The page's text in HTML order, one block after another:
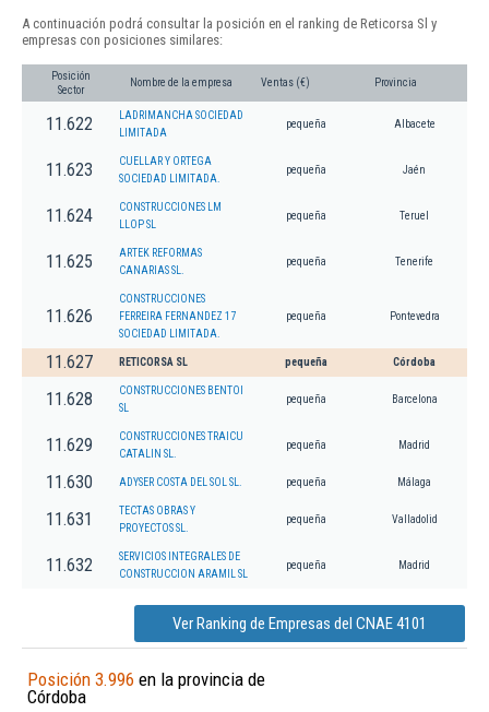
A continuación podrá consultar la posición en el ranking de Reticorsa Sl y
empresas con posiciones similares:
Posición
Sector
Nombre de la empresa Ventas (€) Provincia
11.622
LADRIMANCHA SOCIEDAD
LIMITADA
pequeña Albacete
11.623
CUELLAR Y ORTEGA
SOCIEDAD LIMITADA.
pequeña Jaén
11.624
CONSTRUCCIONES LM
LLOP SL
pequeña Teruel
11.625
ARTEK REFORMAS
CANARIAS SL.
pequeña Tenerife
11.626
CONSTRUCCIONES
FERREIRA FERNANDEZ 17
SOCIEDAD LIMITADA.
pequeña Pontevedra
11.627 RETICORSA SL pequeña Córdoba
11.628
CONSTRUCCIONES BENTOI
SL
pequeña Barcelona
11.629
CONSTRUCCIONES TRAICU
CATALIN SL.
pequeña Madrid
11.630 ADYSER COSTA DEL SOL SL. pequeña Málaga
11.631
TECTAS OBRAS Y
PROYECTOS SL.
pequeña Valladolid
11.632
SERVICIOS INTEGRALES DE
CONSTRUCCION ARAMIL SL
pequeña Madrid
Ver Ranking de Empresas del CNAE 4101
Posición 3.996 en la provincia de
Córdoba